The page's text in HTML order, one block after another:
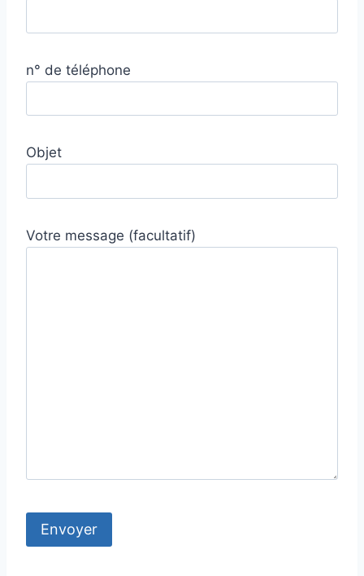
n° de téléphone
Objet
Votre message (facultatif)